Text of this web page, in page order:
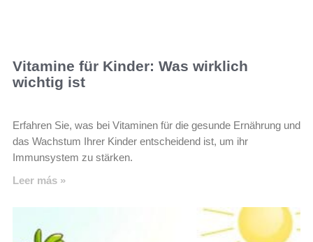
Vitamine für Kinder: Was wirklich
wichtig ist
Erfahren Sie, was bei Vitaminen für die gesunde Ernährung und
das Wachstum Ihrer Kinder entscheidend ist, um ihr
Immunsystem zu stärken.
Leer más »